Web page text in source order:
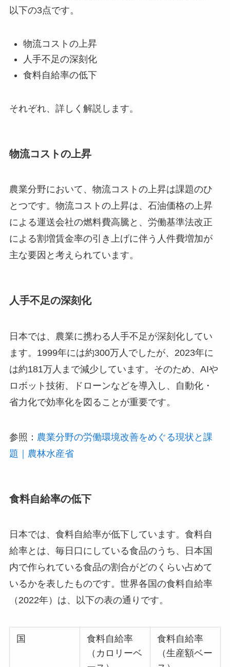
以下の3点です。
物流コストの上昇
人手不足の深刻化
食料自給率の低下
それぞれ、詳しく解説します。
物流コストの上昇
農業分野において、物流コストの上昇は課題のひ
とつです。物流コストの上昇は、石油価格の上昇
による運送会社の燃料費高騰と、労働基準法改正
による割増賃金率の引き上げに伴う人件費増加が
主な要因と考えられています。
人手不足の深刻化
日本では、農業に携わる人手不足が深刻化してい
ます。1999年には約300万人でしたが、2023年に
は約181万人まで減少しています。そのため、AIや
ロボット技術、ドローンなどを導入し、自動化・
省力化で効率化を図ることが重要です。
参照： 農業分野の労働環境改善をめぐる現状と課
題｜農林水産省
食料自給率の低下
日本では、食料自給率が低下しています。食料自
給率とは、毎日口にしている食品のうち、日本国
内で作られている食品の割合がどのくらい占めて
いるかを表したものです。世界各国の食料自給率
（2022年）は、以下の表の通りです。
国
食料自給率
（カロリーベ
食料自給率
（生産額ベー